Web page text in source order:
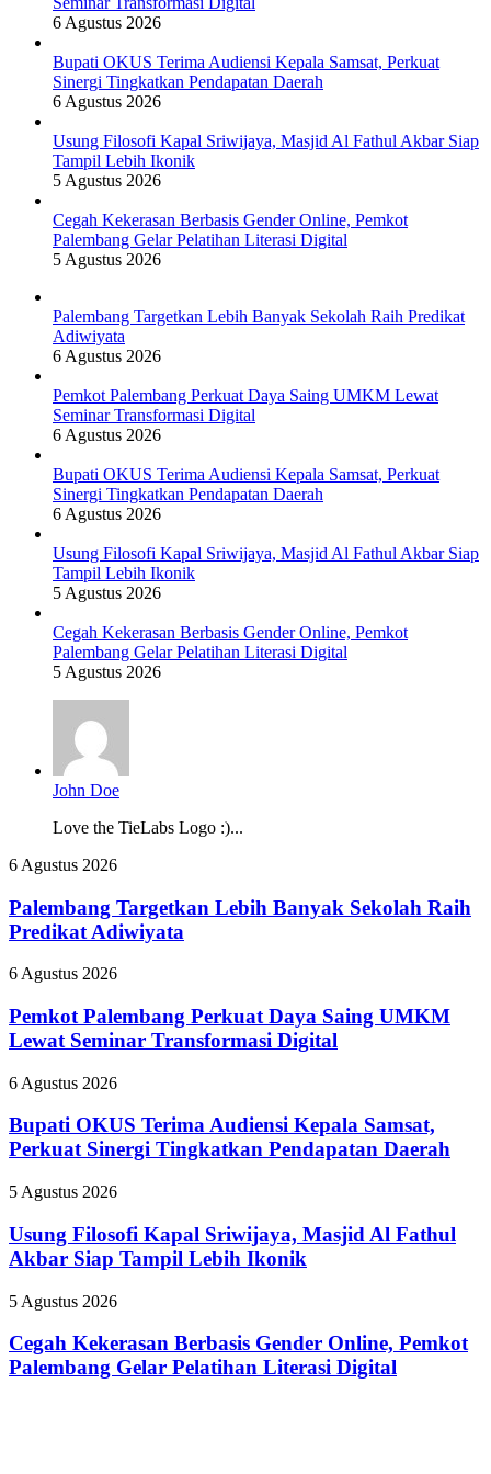
6 Agustus 2026
Bupati OKUS Terima Audiensi Kepala Samsat, Perkuat
Sinergi Tingkatkan Pendapatan Daerah
6 Agustus 2026
Usung Filosofi Kapal Sriwijaya, Masjid Al Fathul Akbar Siap
Tampil Lebih Ikonik
5 Agustus 2026
Cegah Kekerasan Berbasis Gender Online, Pemkot
Palembang Gelar Pelatihan Literasi Digital
5 Agustus 2026
Palembang Targetkan Lebih Banyak Sekolah Raih Predikat
Adiwiyata
6 Agustus 2026
Pemkot Palembang Perkuat Daya Saing UMKM Lewat
Seminar Transformasi Digital
6 Agustus 2026
Bupati OKUS Terima Audiensi Kepala Samsat, Perkuat
Sinergi Tingkatkan Pendapatan Daerah
6 Agustus 2026
Usung Filosofi Kapal Sriwijaya, Masjid Al Fathul Akbar Siap
Tampil Lebih Ikonik
5 Agustus 2026
Cegah Kekerasan Berbasis Gender Online, Pemkot
Palembang Gelar Pelatihan Literasi Digital
5 Agustus 2026
John Doe
Love the TieLabs Logo :)...
Palembang
Lebih
Banyak
Sekolah
Predikat
6 Agustus 2026
Palembang Targetkan Lebih Banyak Sekolah Raih
Predikat Adiwiyata
Pemkot
Perkuat
Daya
Saing
Lewat
Transformasi
Digital
6 Agustus 2026
Pemkot Palembang Perkuat Daya Saing UMKM
Lewat Seminar Transformasi Digital
Bupati
Terima
Audiensi
Kepala
Perkuat
Tingkatkan
Pendapatan
6 Agustus 2026
Bupati OKUS Terima Audiensi Kepala Samsat,
Perkuat Sinergi Tingkatkan Pendapatan Daerah
Usung
Kapal
Sriwijaya,
Masjid
Fathul
Siap
Tampil
5 Agustus 2026
Usung Filosofi Kapal Sriwijaya, Masjid Al Fathul
Akbar Siap Tampil Lebih Ikonik
Cegah
Berbasis
Gender
Online,
5 Agustus 2026
Cegah Kekerasan Berbasis Gender Online, Pemkot
Palembang Gelar Pelatihan Literasi Digital